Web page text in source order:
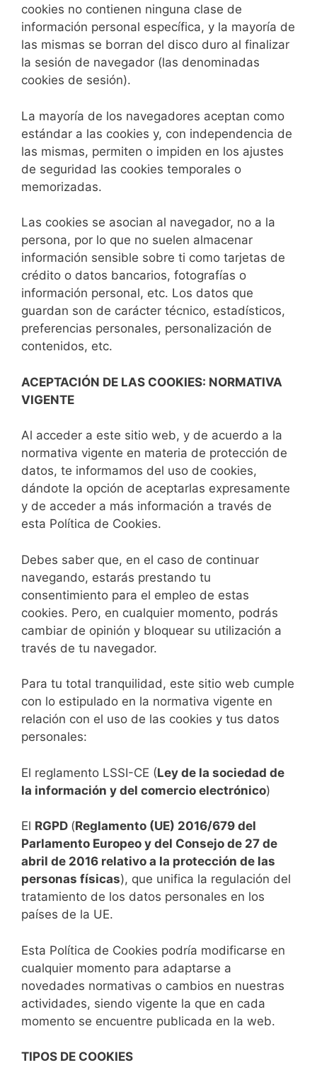
cookies no contienen ninguna clase de
información personal específica, y la mayoría de
las mismas se borran del disco duro al finalizar
la sesión de navegador (las denominadas
cookies de sesión).
La mayoría de los navegadores aceptan como
estándar a las cookies y, con independencia de
las mismas, permiten o impiden en los ajustes
de seguridad las cookies temporales o
memorizadas.
Las cookies se asocian al navegador, no a la
persona, por lo que no suelen almacenar
información sensible sobre ti como tarjetas de
crédito o datos bancarios, fotografías o
información personal, etc. Los datos que
guardan son de carácter técnico, estadísticos,
preferencias personales, personalización de
contenidos, etc.
ACEPTACIÓN DE LAS COOKIES: NORMATIVA
VIGENTE
Al acceder a este sitio web, y de acuerdo a la
normativa vigente en materia de protección de
datos, te informamos del uso de cookies,
dándote la opción de aceptarlas expresamente
y de acceder a más información a través de
esta Política de Cookies.
Debes saber que, en el caso de continuar
navegando, estarás prestando tu
consentimiento para el empleo de estas
cookies. Pero, en cualquier momento, podrás
cambiar de opinión y bloquear su utilización a
través de tu navegador.
Para tu total tranquilidad, este sitio web cumple
con lo estipulado en la normativa vigente en
relación con el uso de las cookies y tus datos
personales:
El reglamento LSSI-CE (Ley de la sociedad de
la información y del comercio electrónico)
El RGPD (Reglamento (UE) 2016/679 del
Parlamento Europeo y del Consejo de 27 de
abril de 2016 relativo a la protección de las
personas físicas), que unifica la regulación del
tratamiento de los datos personales en los
países de la UE.
Esta Política de Cookies podría modificarse en
cualquier momento para adaptarse a
novedades normativas o cambios en nuestras
actividades, siendo vigente la que en cada
momento se encuentre publicada en la web.
TIPOS DE COOKIES